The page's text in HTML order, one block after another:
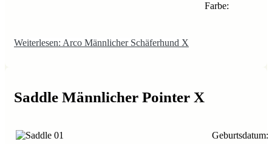
Farbe:
Weiterlesen: Arco Männlicher Schäferhund X
Saddle Männlicher Pointer X
Geburtsdatum: